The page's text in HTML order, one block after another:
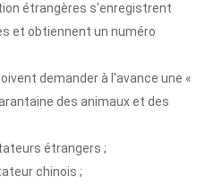
étrangères s'enregistrent
et obtiennent un numéro
demander à l'avance une «
des animaux et des
étrangers ;
chinois ;